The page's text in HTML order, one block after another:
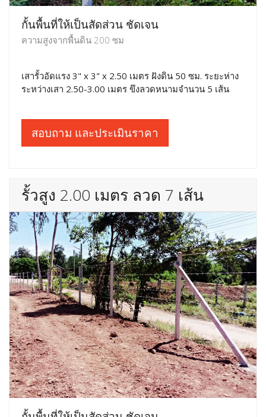
กั้นพื้นที่ให้เป็นสัดส่วน ชัดเจน
ความสูงจากพื้นดิน 200 ซม
เสารั้วอัดแรง 3" x 3" x 2.50 เมตร ฝังดิน 50 ซม. ระยะห่าง
ระหว่างเสา 2.50-3.00 เมตร ขึงลวดหนามจำนวน 5 เส้น
สอบถาม และประเมินราคา
รั้วสูง 2.00 เมตร ลวด 7 เส้น